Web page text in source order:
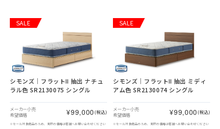
SALE
シモンズ｜フラットⅡ 抽出 ナチュ
ラル色 SR2130075 シングル
メーカー小売
希望価格
¥99,000 (税込)
※セール対象商品のため、実際の価格は店舗へお問い合わせください
SALE
シモンズ｜フラットⅡ 抽出 ミディ
アム色 SR2130074 シングル
メーカー小売
希望価格
¥99,000 (税込)
※セール対象商品のため、実際の価格は店舗へお問い合わせください